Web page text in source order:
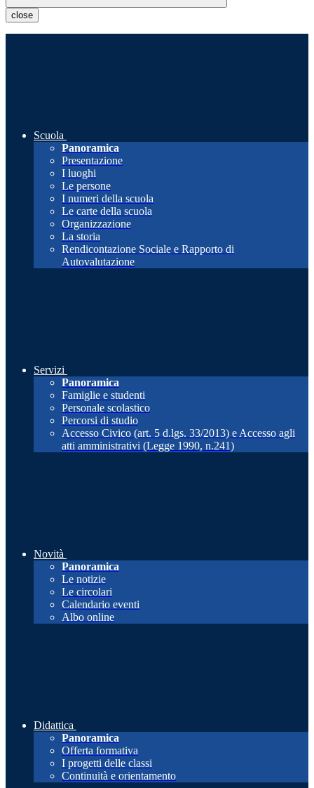
close
Scuola
Panoramica
Presentazione
I luoghi
Le persone
I numeri della scuola
Le carte della scuola
Organizzazione
La storia
Rendicontazione Sociale e Rapporto di
Autovalutazione
Servizi
Panoramica
Famiglie e studenti
Personale scolastico
Percorsi di studio
Accesso Civico (art. 5 d.lgs. 33/2013) e Accesso agli
atti amministrativi (Legge 1990, n.241)
Novità
Panoramica
Le notizie
Le circolari
Calendario eventi
Albo online
Didattica
Panoramica
Offerta formativa
I progetti delle classi
Continuità e orientamento